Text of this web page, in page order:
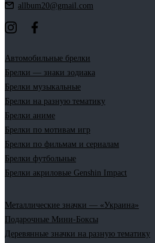
allbum20@gmail.com
Автомобильные брелки
Брелки — знаки зодиака
Брелки музыкальные
Брелки на разную тематику
Брелки аниме
Брелки по мотивам игр
Брелки по фильмам и сериалам
Брелки футбольные
Брелки акриловые Genshin Impact
Металлические значки — «Украина»
Подарочные Мини-Боксы
Деревянные значки на разную тематику